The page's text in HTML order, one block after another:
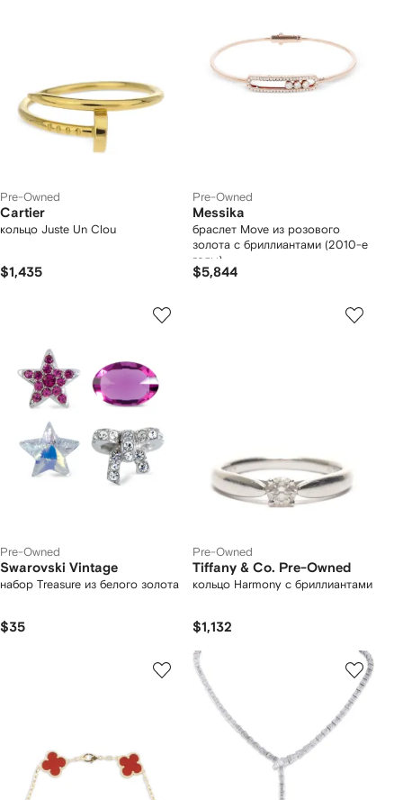
Pre-Owned
Cartier
кольцо Juste Un Clou
$1,435
Pre-Owned
Messika
браслет Move из розового
золота с бриллиантами (2010-е
годы)
$5,844
Pre-Owned
Swarovski Vintage
набор Treasure из белого золота
$35
Pre-Owned
Tiffany & Co. Pre-Owned
кольцо Harmony с бриллиантами
$1,132